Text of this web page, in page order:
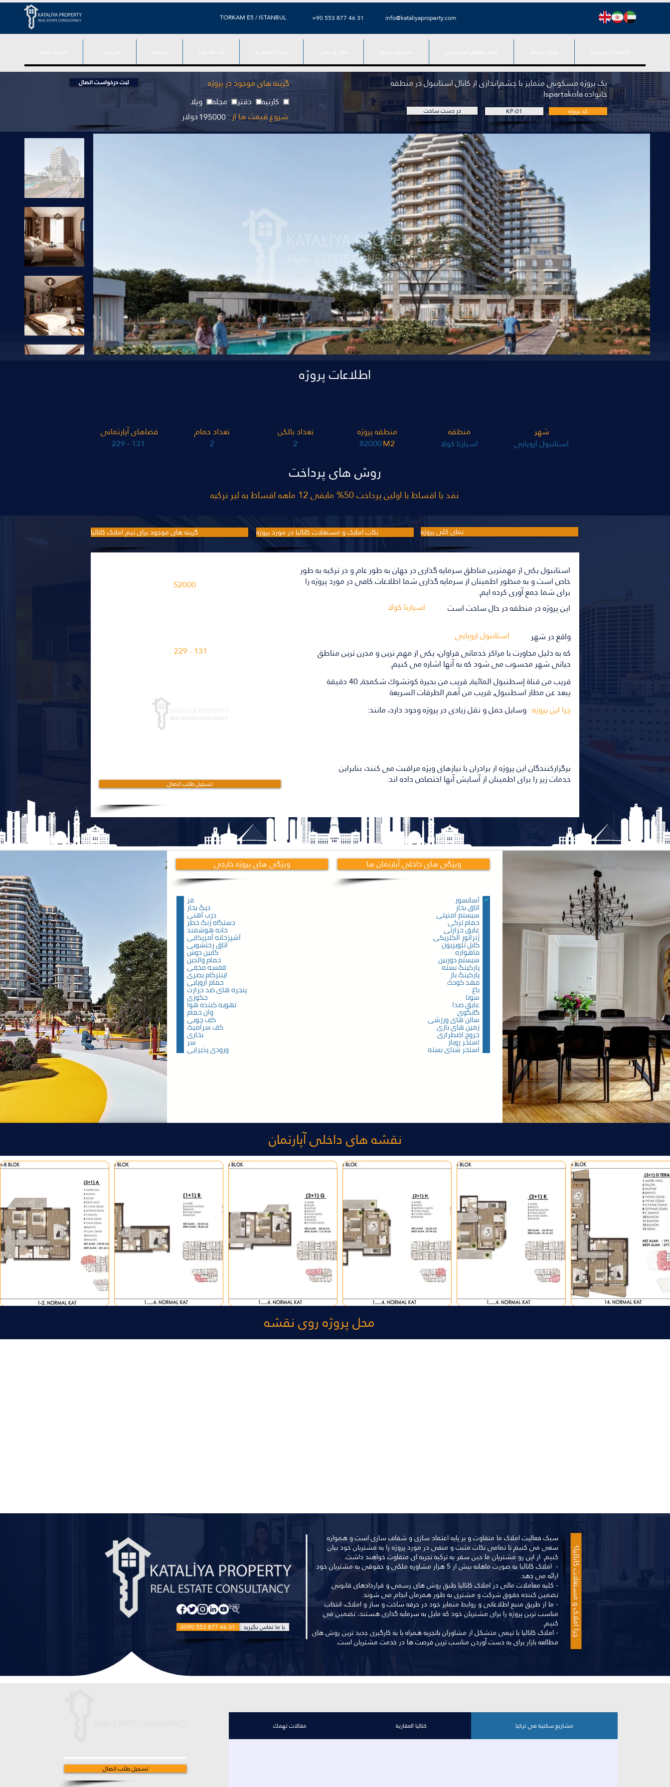
TORKAM E5 / ISTANBUL ⁦+90 553 877 46 31⁩ info@kataliyaproperty.com
ثبت درخواست اتصال
گزینه های موجود در پروژه
کارتیه
دفتر مجله
ویلا
دولار195000شروع قیمت ها از :
یک پروژه مسکونی متمایز با چشم‌اندازی از کانال استانبول در منطقه
خانواده Ispartakola
در دست ساخت KP-01 کد پروژه
اطلاعات پروژه
فضاهای آپارتمانی
131 - 229
تعداد حمام
2
تعداد بالکن
2
منطقه پروژه
82000M2
منطقه
اسپارتا کولا
شهر
استانبول اروپایی
روش های پرداخت
نقد یا اقساط با اولین پرداخت 50% مابقی 12 ماهه اقساط به لیر ترکیه
گزینه های موجود برای تیم املاک کاتالیا نکات املاک و مستغلات کاتالیا در مورد پروژه نمای کلی پروژه
52000
استانبول یکی از مهمترین مناطق سرمایه گذاری در جهان به طور عام و در ترکیه به طور
خاص است و به منظور اطمینان از سرمایه گذاری شما اطلاعات کافی در مورد پروژه را
برای شما جمع آوری کرده ایم.
اسپارتا کولا
این پروژه در منطقه در حال ساخت است
131 - 229
تسجيل طلب اتصال
استانبول اروپایی
واقع در شهر
که به دلیل مجاورت با مراکز خدماتی فراوان، یکی از مهم ترین و مدرن ترین مناطق
حیاتی شهر محسوب می شود که به آنها اشاره می کنیم.
قريب من قناة إسطنبول المائية, قريب من بحيرة كوتشوك شكمجة, 40 دقيقة
يبعد عن مطار اسطنبول, قريب من أهم الطرقات السريعة
چرا این پروژه: وسایل حمل و نقل زیادی در پروژه وجود دارد، مانند:
برگزارکنندگان این پروژه از برادران با نیازهای ویژه مراقبت می کنند، بنابراین
خدمات زیر را برای اطمینان از آسایش آنها اختصاص داده اند.
ویژگی های پروژه خارجی
فر
دیگ بخار
درب آهنی
دستگاه زنگ خطر
خانه هوشمند
آشپزخانه آمریکایی
اتاق رختشویی
کابین دوش
حمام والدین
قفسه مخفی
اینترکام بصری
حمام اروپایی
پنجره های ضد حرارت
جکوزی
تهویه کننده هوا
وان حمام
کف چوبی
کف سرامیک
بخاری
سر
ورودی پذیرایی
ویژگی های داخلی آپارتمان ها
آسانسور
اتاق بخار
سیستم امنیتی
حمام ترکی
عایق حرارتی
ژنراتور الکتریکی
کابل تلویزیون
ماهواره
سیستم دوربین
پارکینگ بسته
پارکینگ باز
مهد کودک
باغ
سونا
عایق صدا
گانگوی
سالن های ورزشی
زمین های بازی
خروج اضطراری
استخر روباز
استخر شنای بسته
نقشه های داخلی آپارتمان
محل پروژه روی نقشه
با ما تماس بگیرید 0090 553 877 46 31 چرا املاک و مستغلات کاتالیا؟
سبک فعالیت املاک ما متفاوت و بر پایه اعتماد سازی و شفاف سازی است و همواره
سعی می کنیم تا تمامی نکات مثبت و منفی در مورد پروژه را به مشتریان خود بیان
کنیم. از این رو مشتریان ما حین سفر به ترکیه تجربه ای متفاوت خواهند داشت.
- املاک کاتالیا به صورت ماهانه بیش از 5 هزار مشاوره ملکی و حقوقی به مشتریان خود
ارائه می دهد.
- کلیه معاملات مالی در املاک کاتالیا طبق روش های رسمی و قراردادهای قانونی
تضمین کننده حقوق شرکت و مشتری به طور همزمان انجام می شوند.
- ما از طریق منبع اطلاعاتی و روابط متمایز خود در حرفه ساخت و ساز و املاک، انتخاب
مناسب ترین پروژه را برای مشتریان خود که مایل به سرمایه گذاری هستند، تضمین می
کنیم.
- املاک کاتالیا با تیمی متشکل از مشاوران باتجربه همراه با به کارگیری جدید ترین روش های
مطالعه بازار برای به دست آوردن مناسب ترین فرصت ها در خدمت مشتریان است.
تسجيل طلب اتصال
مشاريع سكنية في تركيا كتاليا العقارية مقالات تهمك